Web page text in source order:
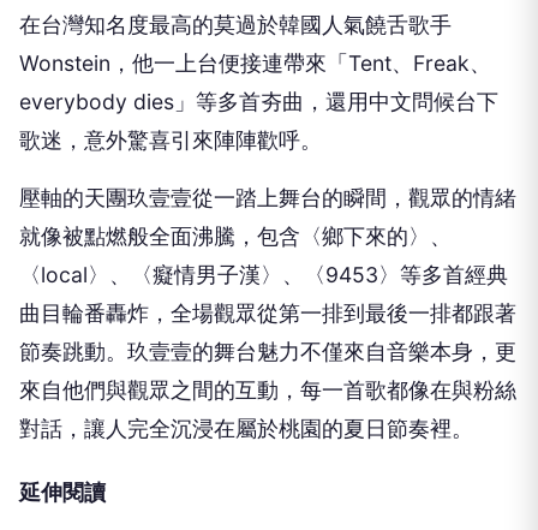
在台灣知名度最高的莫過於韓國人氣饒舌歌手
Wonstein，他一上台便接連帶來「Tent、Freak、
everybody dies」等多首夯曲，還用中文問候台下
歌迷，意外驚喜引來陣陣歡呼。
壓軸的天團玖壹壹從一踏上舞台的瞬間，觀眾的情緒
就像被點燃般全面沸騰，包含〈鄉下來的〉、
〈local〉、〈癡情男子漢〉、〈9453〉等多首經典
曲目輪番轟炸，全場觀眾從第一排到最後一排都跟著
節奏跳動。玖壹壹的舞台魅力不僅來自音樂本身，更
來自他們與觀眾之間的互動，每一首歌都像在與粉絲
對話，讓人完全沉浸在屬於桃園的夏日節奏裡。
延伸閱讀